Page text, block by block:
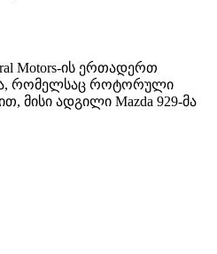
Motors-ის ერთადერთ
რომელსაც როტორული
მისი ადგილი Mazda 929-მა